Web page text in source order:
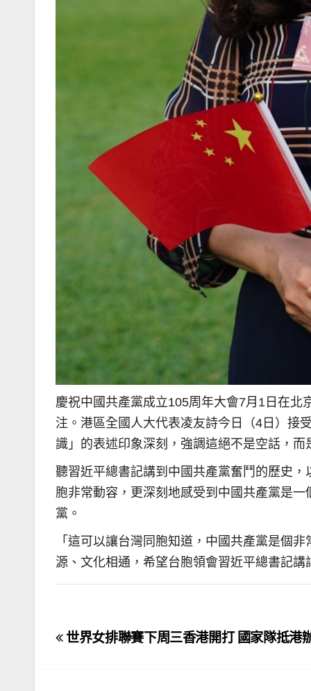
慶祝中國共產黨成立105周年大會7月1日在
注。港區全國人大代表凌友詩今日（4日）接
識」的表述印象深刻，強調這絕不是空話，
聽習近平總書記講到中國共產黨奮鬥的歷史
胞非常動容，更深刻地感受到中國共產黨是
黨。
「這可以讓台灣同胞知道，中國共產黨是個
源、文化相通，希望台胞領會習近平總書記
文
世界女排聯賽下周三香港開打 國家隊抵港